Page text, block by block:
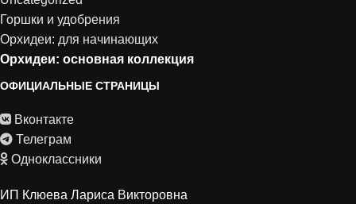
Горшки и удобрения
Орхидеи: для начинающих
Орхидеи: основная коллекция
ОФИЦИАЛЬНЫЕ СТРАНИЦЫ
Вконтакте
Телеграм
Одноклассники
ИП Клюева Лариса Викторовна